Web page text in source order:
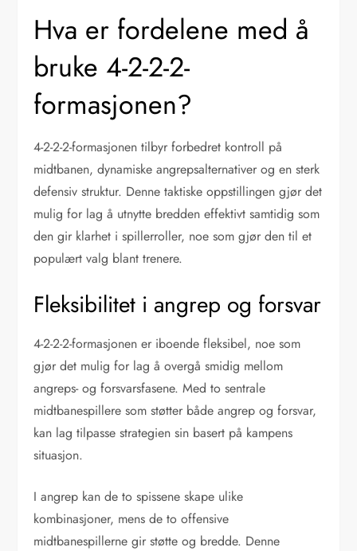
Hva er fordelene med å
bruke 4-2-2-2-
formasjonen?
4-2-2-2-formasjonen tilbyr forbedret kontroll på
midtbanen, dynamiske angrepsalternativer og en sterk
defensiv struktur. Denne taktiske oppstillingen gjør det
mulig for lag å utnytte bredden effektivt samtidig som
den gir klarhet i spillerroller, noe som gjør den til et
populært valg blant trenere.
Fleksibilitet i angrep og forsvar
4-2-2-2-formasjonen er iboende fleksibel, noe som
gjør det mulig for lag å overgå smidig mellom
angreps- og forsvarsfasene. Med to sentrale
midtbanespillere som støtter både angrep og forsvar,
kan lag tilpasse strategien sin basert på kampens
situasjon.
I angrep kan de to spissene skape ulike
kombinasjoner, mens de to offensive
midtbanespillerne gir støtte og bredde. Denne